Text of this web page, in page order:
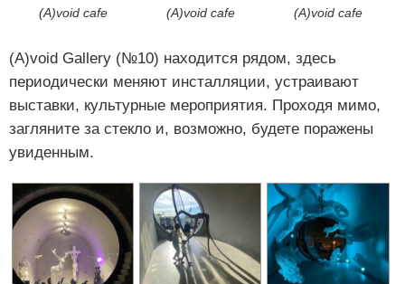
(A)void cafe (A)void cafe (A)void cafe
(A)void Gallery (№10) находится рядом, здесь
периодически меняют инсталляции, устраивают
выставки, культурные мероприятия. Проходя мимо,
загляните за стекло и, возможно, будете поражены
увиденным.